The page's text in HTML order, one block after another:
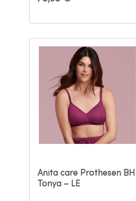
Anita care Prothesen BH
Tonya – LE